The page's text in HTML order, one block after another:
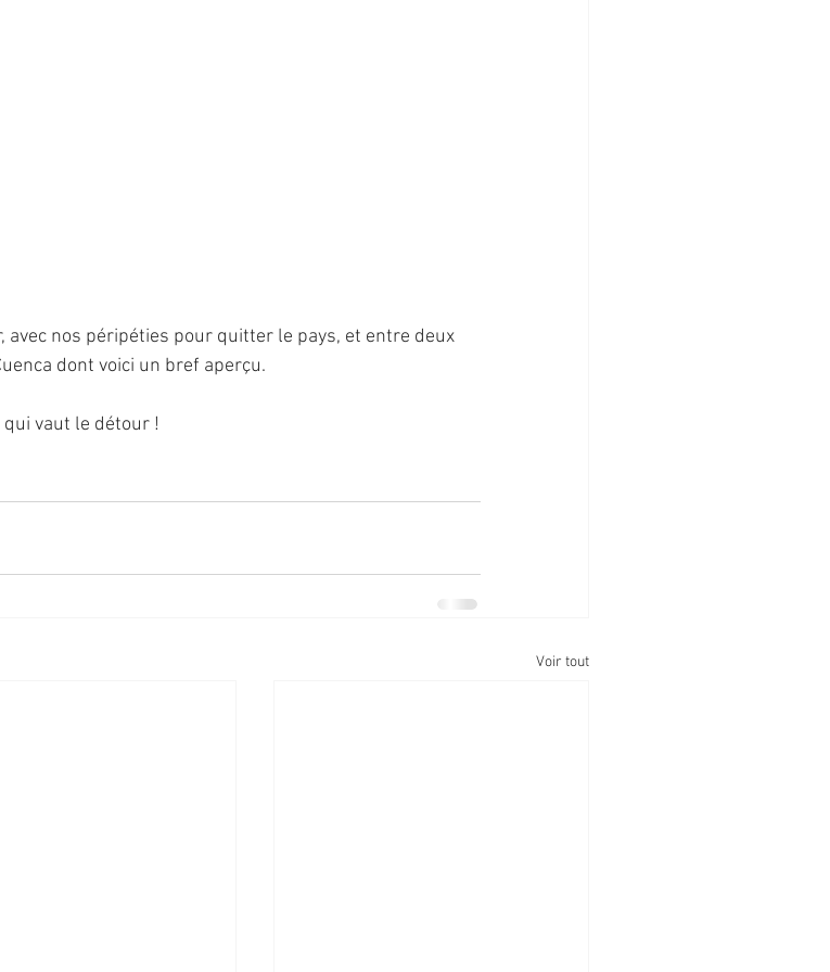
nos péripéties pour quitter le pays, et entre deux
dont voici un bref aperçu.
vaut le détour !
Voir tout